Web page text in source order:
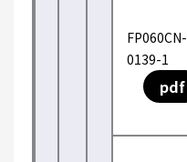
FP060CN-
0139-1
pdf